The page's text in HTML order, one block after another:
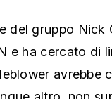
del gruppo Nick
e ha cercato di
avrebbe